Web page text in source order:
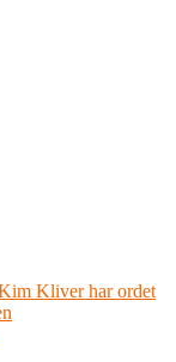
Kliver har ordet